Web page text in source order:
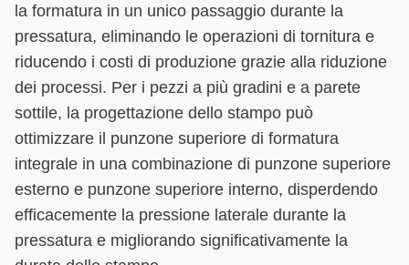
la formatura in un unico passaggio durante la
pressatura, eliminando le operazioni di tornitura e
riducendo i costi di produzione grazie alla riduzione
dei processi. Per i pezzi a più gradini e a parete
sottile, la progettazione dello stampo può
ottimizzare il punzone superiore di formatura
integrale in una combinazione di punzone superiore
esterno e punzone superiore interno, disperdendo
efficacemente la pressione laterale durante la
pressatura e migliorando significativamente la